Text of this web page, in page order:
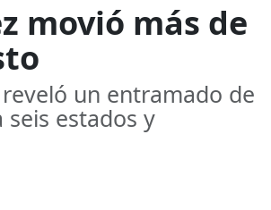
movió más de
un entramado de
estados y